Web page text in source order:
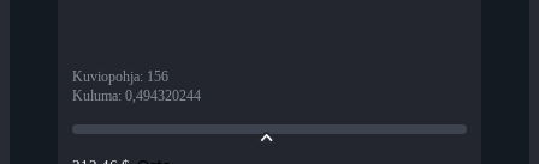
Kuviopohja: 156
Kuluma: 0,494320244